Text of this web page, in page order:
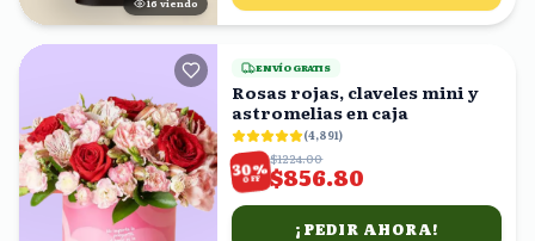
16 viendo
ENVÍO GRATIS
Rosas rojas, claveles mini y
astromelias en caja
(4,891)
30%
OFF
$1224.00
$856.80
¡PEDIR AHORA!